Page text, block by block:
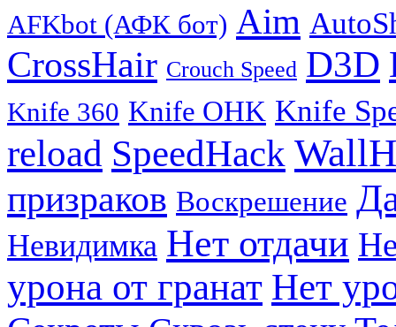
AFKbot (АФК бот) Aim
CrossHair Crouch Speed D3D
Knife 360 Knife OHK Knife
reload SpeedHack
призраков Воскрешение
Невидимка Нет отдачи
урона от гранат Нет